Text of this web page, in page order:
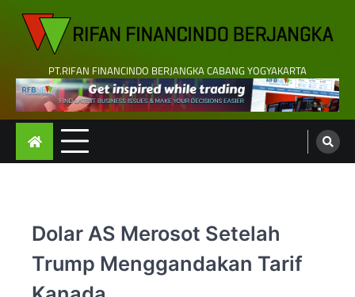
content
PT.RIFAN FINANCINDO BERJANGKA CABANG YOGYAKARTA
Dolar AS Merosot Setelah
Trump Menggandakan Tarif